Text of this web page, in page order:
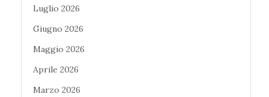
Luglio 2026
Giugno 2026
Maggio 2026
Aprile 2026
Marzo 2026